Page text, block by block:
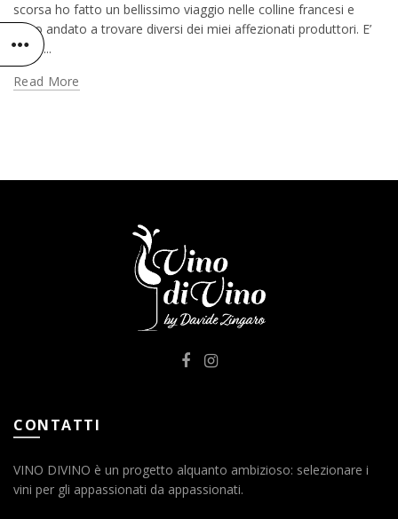
scorsa ho fatto un bellissimo viaggio nelle colline francesi e
sono andato a trovare diversi dei miei affezionati produttori. E’
stato...
Read More
CONTATTI
VINO DIVINO è un progetto alquanto ambizioso: selezionare i
vini per gli appassionati da appassionati.